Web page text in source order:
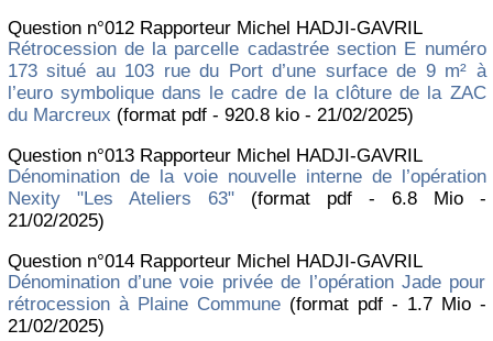
Question n°012 Rapporteur Michel HADJI-GAVRIL
Rétrocession de la parcelle cadastrée section E numéro
173 situé au 103 rue du Port d’une surface de 9 m² à
l’euro symbolique dans le cadre de la clôture de la ZAC
du Marcreux (format pdf - 920.8 kio - 21/02/2025)
Question n°013 Rapporteur Michel HADJI-GAVRIL
Dénomination de la voie nouvelle interne de l’opération
Nexity "Les Ateliers 63"(format pdf - 6.8 Mio -
21/02/2025)
Question n°014 Rapporteur Michel HADJI-GAVRIL
Dénomination d’une voie privée de l’opération Jade pour
rétrocession à Plaine Commune(format pdf - 1.7 Mio -
21/02/2025)